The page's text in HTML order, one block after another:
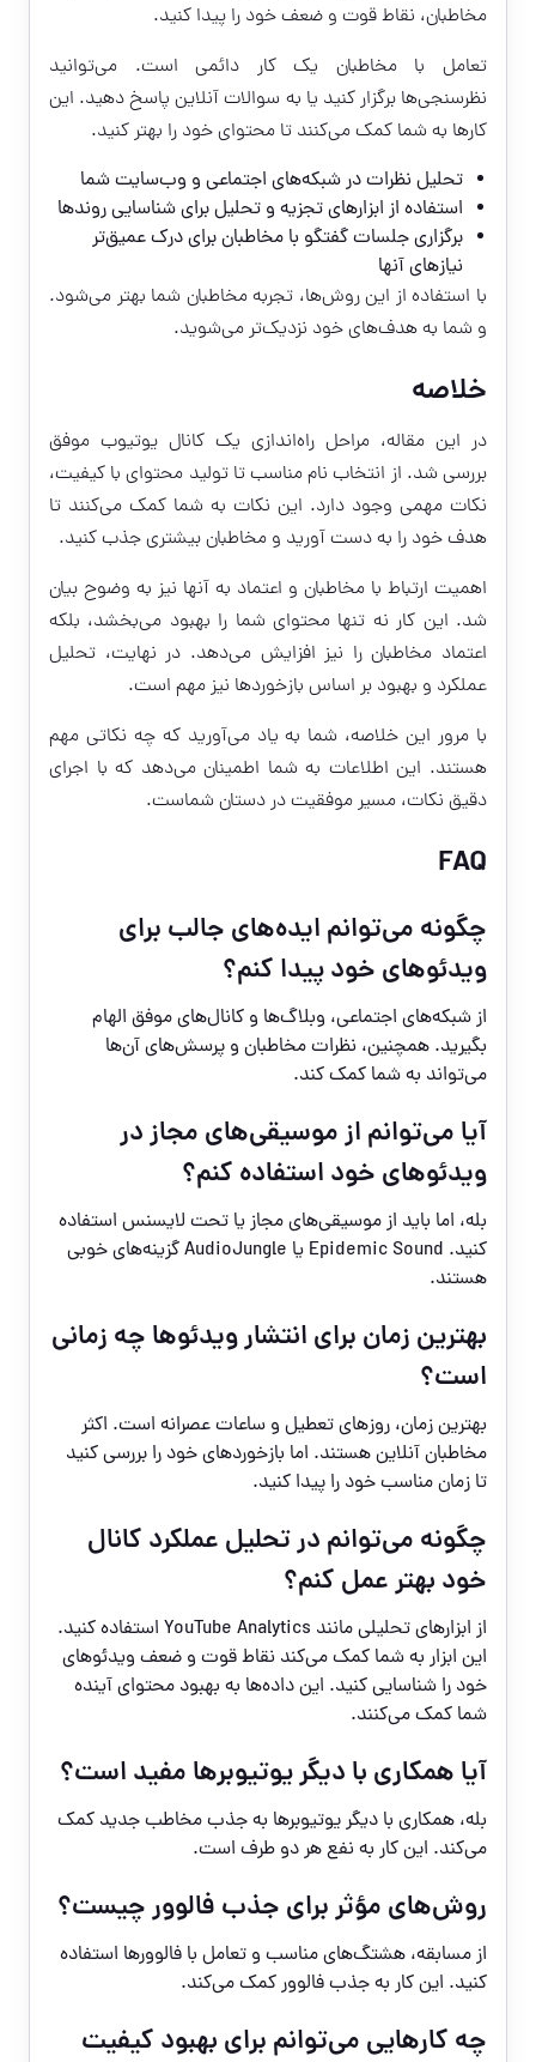
مخاطبان، نقاط قوت و ضعف خود را پیدا کنید.
تعامل با مخاطبان یک کار دائمی است. می‌توانید
نظرسنجی‌ها برگزار کنید یا به سوالات آنلاین پاسخ دهید. این
کارها به شما کمک می‌کنند تا محتوای خود را بهتر کنید.
تحلیل نظرات در شبکه‌های اجتماعی و وب‌سایت شما
استفاده از ابزارهای تجزیه و تحلیل برای شناسایی روندها
برگزاری جلسات گفتگو با مخاطبان برای درک عمیق‌تر
نیازهای آنها
با استفاده از این روش‌ها، تجربه مخاطبان شما بهتر می‌شود.
و شما به هدف‌های خود نزدیک‌تر می‌شوید.
خلاصه
در این مقاله، مراحل راه‌اندازی یک کانال یوتیوب موفق
بررسی شد. از انتخاب نام مناسب تا تولید محتوای با کیفیت،
نکات مهمی وجود دارد. این نکات به شما کمک می‌کنند تا
هدف خود را به دست آورید و مخاطبان بیشتری جذب کنید.
اهمیت ارتباط با مخاطبان و اعتماد به آنها نیز به وضوح بیان
شد. این کار نه تنها محتوای شما را بهبود می‌بخشد، بلکه
اعتماد مخاطبان را نیز افزایش می‌دهد. در نهایت، تحلیل
عملکرد و بهبود بر اساس بازخوردها نیز مهم است.
با مرور این خلاصه، شما به یاد می‌آورید که چه نکاتی مهم
هستند. این اطلاعات به شما اطمینان می‌دهد که با اجرای
دقیق نکات، مسیر موفقیت در دستان شماست.
FAQ
چگونه می‌توانم ایده‌های جالب برای
ویدئوهای خود پیدا کنم؟
از شبکه‌های اجتماعی، وبلاگ‌ها و کانال‌های موفق الهام
بگیرید. همچنین، نظرات مخاطبان و پرسش‌های آن‌ها
می‌تواند به شما کمک کند.
آیا می‌توانم از موسیقی‌های مجاز در
ویدئوهای خود استفاده کنم؟
بله، اما باید از موسیقی‌های مجاز یا تحت لایسنس استفاده
کنید. Epidemic Sound یا AudioJungle گزینه‌های خوبی
هستند.
بهترین زمان برای انتشار ویدئوها چه زمانی
است؟
بهترین زمان، روزهای تعطیل و ساعات عصرانه است. اکثر
مخاطبان آنلاین هستند. اما بازخوردهای خود را بررسی کنید
تا زمان مناسب خود را پیدا کنید.
چگونه می‌توانم در تحلیل عملکرد کانال
خود بهتر عمل کنم؟
از ابزارهای تحلیلی مانند YouTube Analytics استفاده کنید.
این ابزار به شما کمک می‌کند نقاط قوت و ضعف ویدئوهای
خود را شناسایی کنید. این داده‌ها به بهبود محتوای آینده
شما کمک می‌کنند.
آیا همکاری با دیگر یوتیوبرها مفید است؟
بله، همکاری با دیگر یوتیوبرها به جذب مخاطب جدید کمک
می‌کند. این کار به نفع هر دو طرف است.
روش‌های مؤثر برای جذب فالوور چیست؟
از مسابقه، هشتگ‌های مناسب و تعامل با فالوورها استفاده
کنید. این کار به جذب فالوور کمک می‌کند.
چه کارهایی می‌توانم برای بهبود کیفیت